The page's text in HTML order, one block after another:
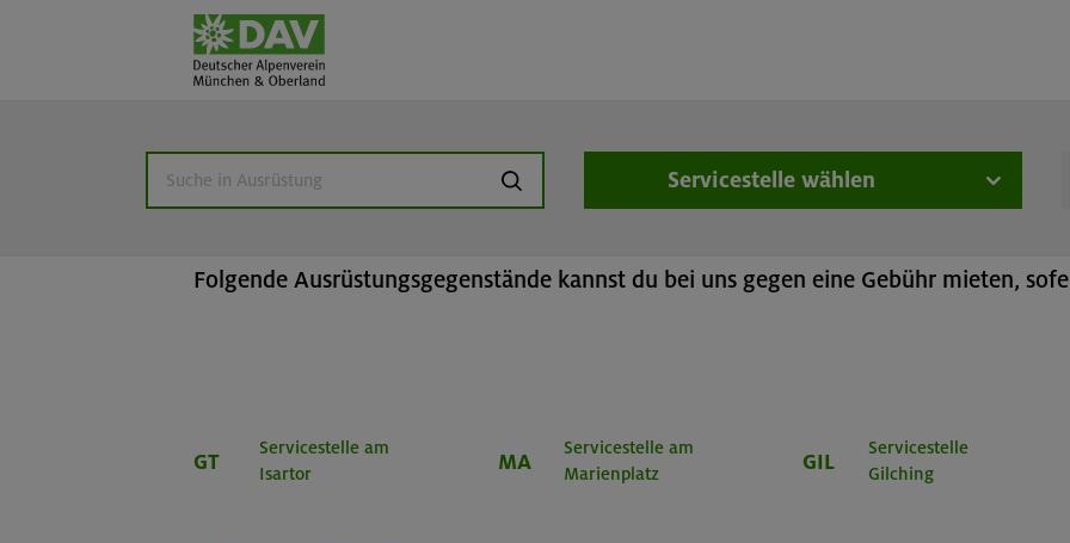
Ausrüstungsverleih
Folgende Ausrüstungsgegenstände kannst du bei uns gegen eine Gebühr mieten,
suchen Servicestelle wählen
GT
Servicestelle am
Isartor
MA
Servicestelle am
Marienplatz
GIL
Servicestelle
Gilching